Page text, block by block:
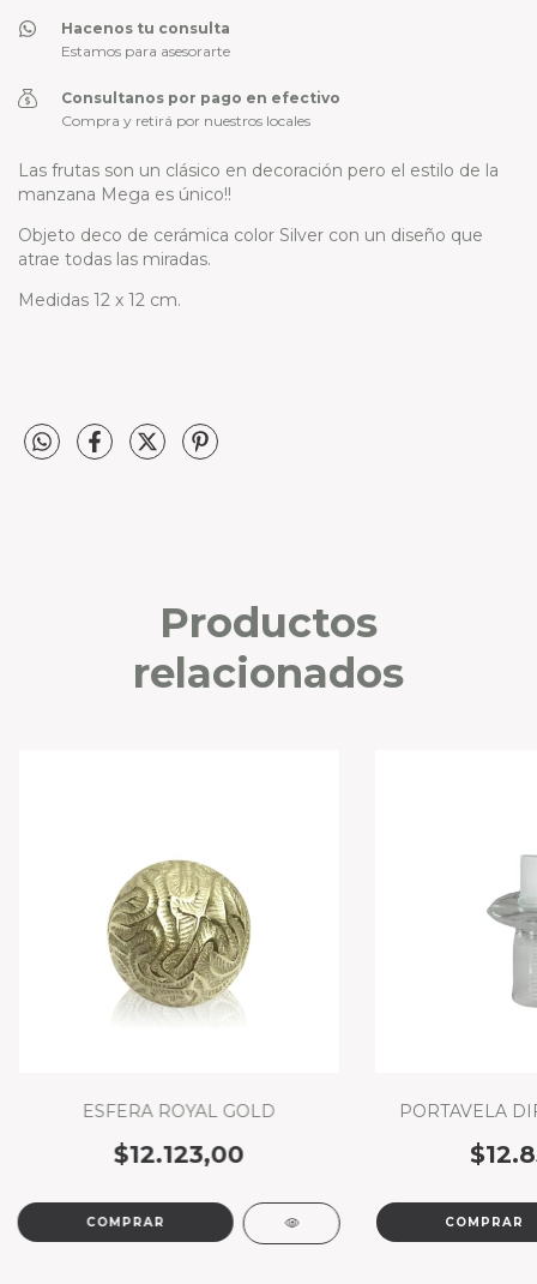
Hacenos tu consulta
Estamos para asesorarte
Consultanos por pago en efectivo
Compra y retirá por nuestros locales
Las frutas son un clásico en decoración pero el estilo de la
manzana Mega es único!!
Objeto deco de cerámica color Silver con un diseño que
atrae todas las miradas.
Medidas 12 x 12 cm.
Productos
relacionados
ESFERA ROYAL GOLD
$12.123,00
COMPRAR
PORTAVELA